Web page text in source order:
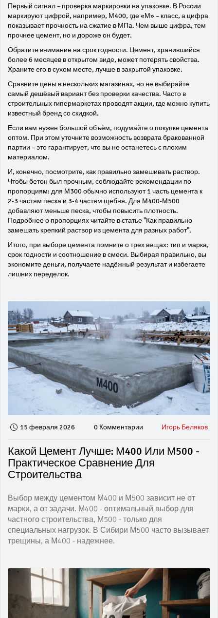
Первый сигнал – проверка маркировки на упаковке. В России
маркируют цифрой, например, М400, где «М» – класс, а цифра
показывает прочность на сжатие в МПа. Чем выше цифра, тем
прочнее цемент, но и дороже он будет.
Обратите внимание на срок годности. Цемент, хранившийся
более 6 месяцев в открытом виде, может потерять свойства.
Храните его в сухом месте, лучше в закрытой упаковке.
Сравните цены в нескольких магазинах, но не выбирайте
самый дешёвый вариант без проверки качества. Часто в
строительных гипермаркетах проводят акции, где можно купить
известный бренд со скидкой.
Если вам нужен большой объём, подумайте о покупке цемента
оптом. При этом уточните возможность возврата бракованной
партии – это гарантирует, что вы не останетесь с плохим
материалом.
И, конечно, посмотрите, как правильно замешивать раствор.
Чтобы бетон был прочным, соблюдайте рекомендации по
пропорциям: для М300 обычно используют 1 часть цемента к
2‑3 частям песка и 3‑4 частям щебня. Для М400‑М500
добавляют меньше песка, чтобы повысить плотность.
Подробнее о пропорциях читайте в статье "Как правильно
замешать крепкий раствор из цемента для разных работ".
Итого, при выборе цемента помните о трех вещах: тип и марка,
срок годности и соотношение в смеси. Выбирая правильно, вы
экономите деньги, получаете надёжный результат и избегаете
лишних переделок.
15 февраля 2026 0 Комментарии Игорь Беляков
Какой Цемент Лучше: М400 Или М500 -
Практическое Сравнение Для
Строительства
Выбор между цементом М400 и М500 зависит не от
марки, а от задачи. М400 - оптимальный выбор для
частного строительства, М500 - только для
специальных нагрузок. В Сибири М500 часто вызывает
трещины, а М400 - надежнее.